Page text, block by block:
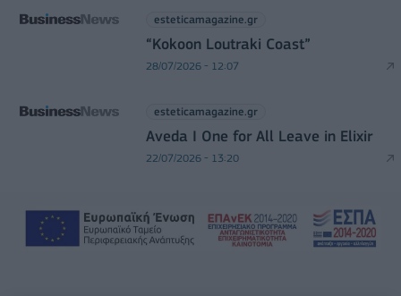
esteticamagazine.gr
“Kokoon Loutraki Coast”
28/07/2026 - 12:07
esteticamagazine.gr
Aveda I One for All Leave in Elixir
22/07/2026 - 13:20